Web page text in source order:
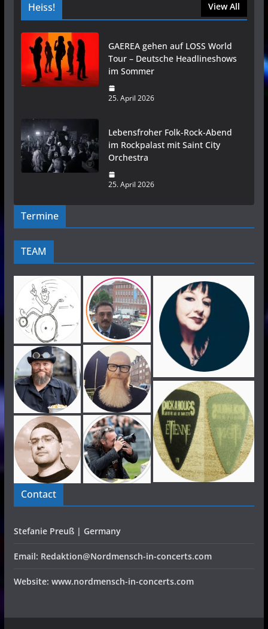
Heiss! View All
GAEREA gehen auf LOSS World
Tour – Deutsche Headlineshows
im Sommer
25. April 2026
Lebensfroher Folk-Rock-Abend
im Rockpalast mit Saint City
Orchestra
25. April 2026
Termine
TEAM
Contact
Stefanie Preuß | Germany
Email: Redaktion@Nordmensch-in-concerts.com
Website: www.nordmensch-in-concerts.com